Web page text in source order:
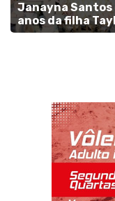
Janayna Santos
anos da filha